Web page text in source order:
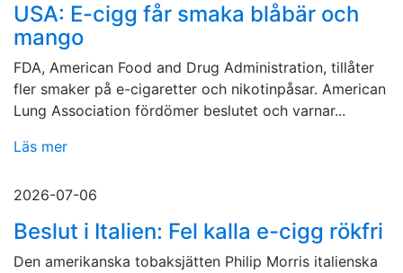
USA: E-cigg får smaka blåbär och
mango
FDA, American Food and Drug Administration, tillåter
fler smaker på e-cigaretter och nikotinpåsar. American
Lung Association fördömer beslutet och varnar...
Läs mer
2026-07-06
Beslut i Italien: Fel kalla e-cigg rökfri
Den amerikanska tobaksjätten Philip Morris italienska